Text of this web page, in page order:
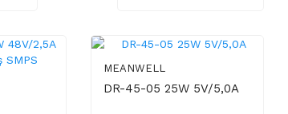
MEANWELL
DR-45-05 25W 5V/5,0A